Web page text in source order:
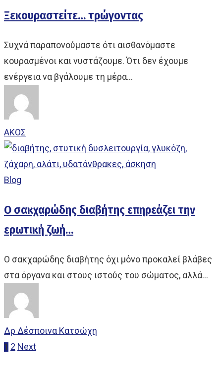
Ξεκουραστείτε… τρώγοντας
Συχνά παραπονούμαστε ότι αισθανόμαστε
κουρασμένοι και νυστάζουμε. Ότι δεν έχουμε
ενέργεια να βγάλουμε τη μέρα…
ΑΚΟΣ
Blog
Ο σακχαρώδης διαβήτης επηρεάζει την
ερωτική ζωή…
Ο σακχαρώδης διαβήτης όχι μόνο προκαλεί βλάβες
στα όργανα και στους ιστούς του σώματος, αλλά…
Δρ Δέσποινα Κατσώχη
1 2 Next